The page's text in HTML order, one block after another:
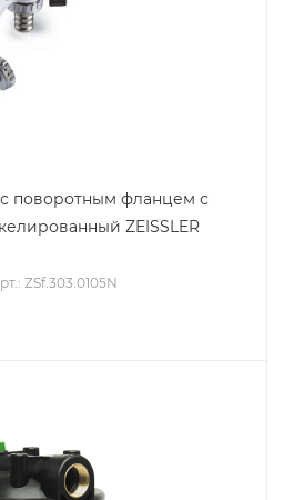
поворотным фланцем с
ZEISSLER
ZSf.303.0105N